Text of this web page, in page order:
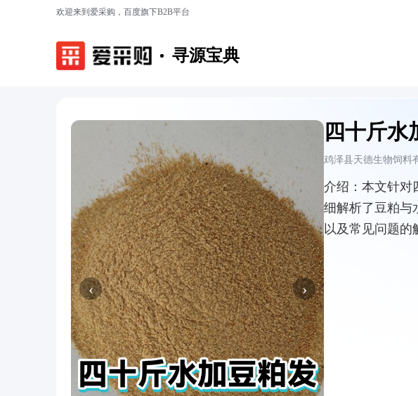
欢迎来到爱采购，百度旗下B2B平台
寻源宝典
‹ ›
四十斤水
鸡泽县天德生物饲料
介绍： 本文针对
细解析了豆粕与
以及常见问题的